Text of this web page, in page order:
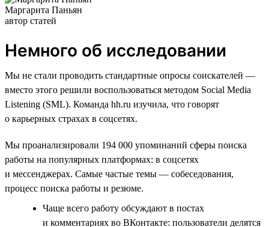
Маргарита Паньян
автор статей
Немного об исследовании
Мы не стали проводить стандартные опросы соискателей —
вместо этого решили воспользоваться методом Social Media
Listening (SML). Команда hh.ru изучила, что говорят
о карьерных страхах в соцсетях.
Мы проанализировали 194 000 упоминаний сферы поиска
работы на популярных платформах: в соцсетях
и мессенджерах. Самые частые темы — собеседования,
процесс поиска работы и резюме.
Чаще всего работу обсуждают в постах
и комментариях во ВКонтакте: пользователи делятся